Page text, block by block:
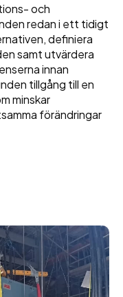
och
redan i ett tidigt
definiera
samt utvärdera
innan
tillgång till en
minskar
förändringar